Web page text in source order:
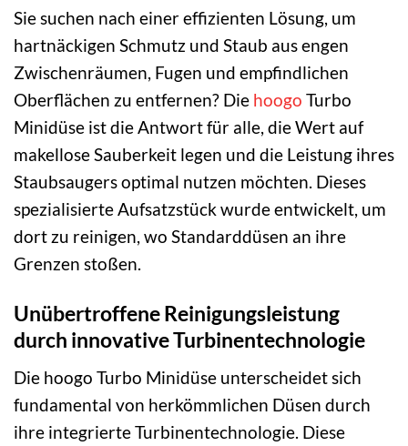
Sie suchen nach einer effizienten Lösung, um
hartnäckigen Schmutz und Staub aus engen
Zwischenräumen, Fugen und empfindlichen
Oberflächen zu entfernen? Die hoogo Turbo
Minidüse ist die Antwort für alle, die Wert auf
makellose Sauberkeit legen und die Leistung ihres
Staubsaugers optimal nutzen möchten. Dieses
spezialisierte Aufsatzstück wurde entwickelt, um
dort zu reinigen, wo Standarddüsen an ihre
Grenzen stoßen.
Unübertroffene Reinigungsleistung
durch innovative Turbinentechnologie
Die hoogo Turbo Minidüse unterscheidet sich
fundamental von herkömmlichen Düsen durch
ihre integrierte Turbinentechnologie. Diese